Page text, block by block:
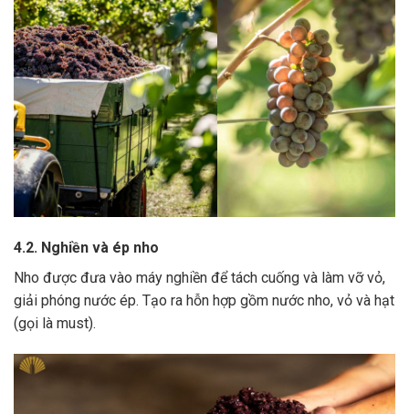
4.2. Nghiền và ép nho
Nho được đưa vào máy nghiền để tách cuống và làm vỡ vỏ,
giải phóng nước ép. Tạo ra hỗn hợp gồm nước nho, vỏ và hạt
(gọi là must).